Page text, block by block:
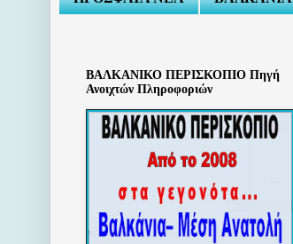
ΒΑΛΚΑΝΙΚΟ ΠΕΡΙΣΚΟΠΙΟ Πηγή
Ανοιχτών Πληροφοριών